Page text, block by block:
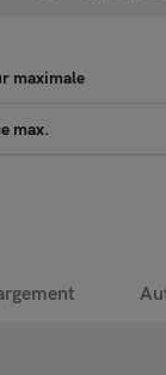
maximale
max.